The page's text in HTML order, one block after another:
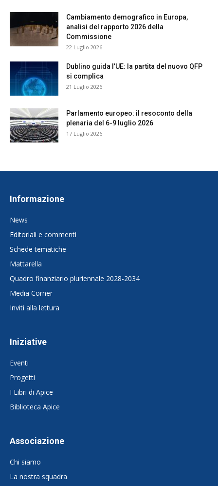
Cambiamento demografico in Europa,
analisi del rapporto 2026 della
Commissione
22 Luglio 2026
Dublino guida l’UE: la partita del nuovo QFP
si complica
21 Luglio 2026
Parlamento europeo: il resoconto della
plenaria del 6-9 luglio 2026
17 Luglio 2026
Informazione
News
Editoriali e commenti
Schede tematiche
Mattarella
Quadro finanziario pluriennale 2028-2034
Media Corner
Inviti alla lettura
Iniziative
Eventi
Progetti
I Libri di Apice
Biblioteca Apice
Associazione
Chi siamo
La nostra squadra